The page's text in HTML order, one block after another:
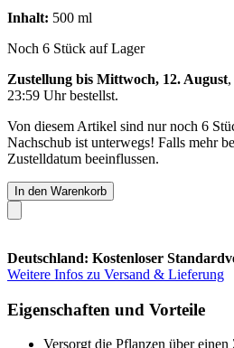
Inhalt: 500 ml
Noch 6 Stück auf Lager
Zustellung bis Mittwoch, 12. August
23:59 Uhrbestellst.
Von diesem Artikel sind nur noch 6
Nachschub ist unterwegs! Falls mehr
Zustelldatum beeinflussen.
In den Warenkorb
Deutschland: Kostenloser
Weitere Infos zu Versand & Lieferung
Eigenschaften und Vorteile
Versorgt die Pflanzen über